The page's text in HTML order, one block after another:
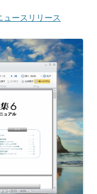
ュースリリース